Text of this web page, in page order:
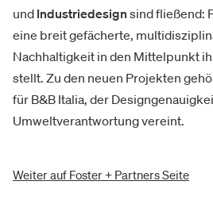
und Industriedesign sind fließend:
eine breit gefächerte,
Nachhaltigkeit in den Mittelpunkt
stellt. Zu den neuen Projekten
für B&B Italia, der
Umweltverantwortung vereint.
Weiter auf Foster + Partners Seite